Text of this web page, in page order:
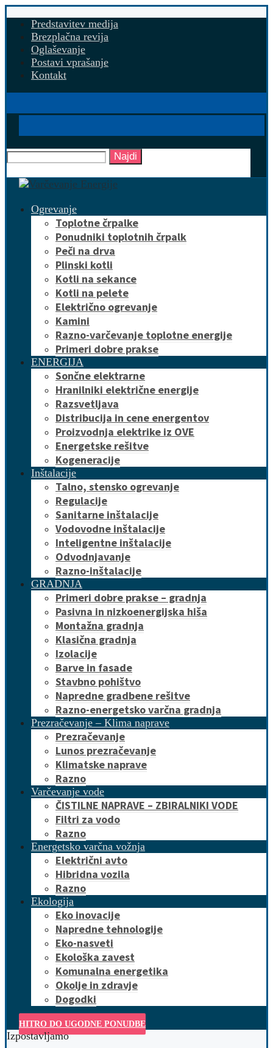
Predstavitev medija
Brezplačna revija
Oglaševanje
Postavi vprašanje
Kontakt
Najdi
Ogrevanje
Toplotne črpalke
Ponudniki toplotnih črpalk
Peči na drva
Plinski kotli
Kotli na sekance
Kotli na pelete
Električno ogrevanje
Kamini
Razno-varčevanje toplotne energije
Primeri dobre prakse
ENERGIJA
Sončne elektrarne
Hranilniki električne energije
Razsvetljava
Distribucija in cene energentov
Proizvodnja elektrike iz OVE
Energetske rešitve
Kogeneracije
Inštalacije
Talno, stensko ogrevanje
Regulacije
Sanitarne inštalacije
Vodovodne inštalacije
Inteligentne inštalacije
Odvodnjavanje
Razno-inštalacije
GRADNJA
Primeri dobre prakse – gradnja
Pasivna in nizkoenergijska hiša
Montažna gradnja
Klasična gradnja
Izolacije
Barve in fasade
Stavbno pohištvo
Napredne gradbene rešitve
Razno-energetsko varčna gradnja
Prezračevanje – Klima naprave
Prezračevanje
Lunos prezračevanje
Klimatske naprave
Razno
Varčevanje vode
ČISTILNE NAPRAVE – ZBIRALNIKI VODE
Filtri za vodo
Razno
Energetsko varčna vožnja
Električni avto
Hibridna vozila
Razno
Ekologija
Eko inovacije
Napredne tehnologije
Eko-nasveti
Ekološka zavest
Komunalna energetika
Okolje in zdravje
Dogodki
HITRO DO UGODNE PONUDBE
Izpostavljamo